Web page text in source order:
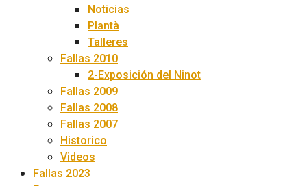
Noticias
Plantà
Talleres
Fallas 2010
2-Exposición del Ninot
Fallas 2009
Fallas 2008
Fallas 2007
Historico
Videos
Fallas 2023